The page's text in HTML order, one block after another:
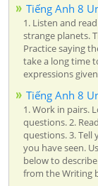
Tiếng Anh 8
1. Listen and
strange planets.
Practice saying
take a long time
expressions
Tiếng Anh 8
1. Work in pairs.
questions. 2.
questions. 3.
you have seen.
below to
from the Writing